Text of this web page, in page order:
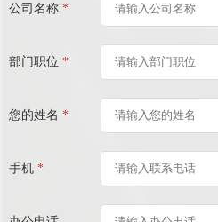
公司名称 *
部门职位 *
您的姓名 *
手机 *